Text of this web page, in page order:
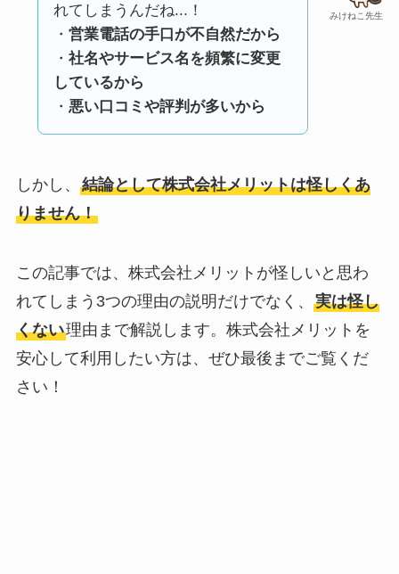
Temuは怪しい？口コ
ミ・評判が正直ヤバ
いって本当？
みけねこ先生
れてしまうんだね...！
・ 営業電話の手口が不自然だから
・ 社名やサービス名を頻繁に変更
しているから
・ 悪い口コミや評判が多いから
しかし、 結論として株式会社メリットは怪しくあ
りません！
この記事では、株式会社メリットが怪しいと思わ
れてしまう3つの理由の説明だけでなく、 実は怪し
くない理由まで解説します。株式会社メリットを
安心して利用したい方は、ぜひ最後までご覧くだ
さい！